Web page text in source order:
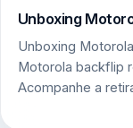
Unboxing
Unboxing
Motorola backflip
Acompanhe a